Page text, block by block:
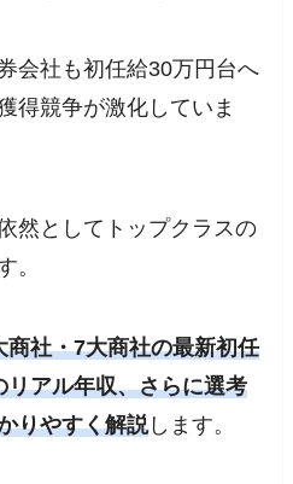
会社も初任給30万円台へ
得競争が激化していま
然としてトップクラスの
。
商社・7大商社の最新初任
アル年収、さらに選考
りやすく解説します。